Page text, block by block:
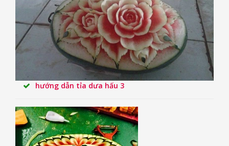
hướng dẫn tỉa dưa hấu 3